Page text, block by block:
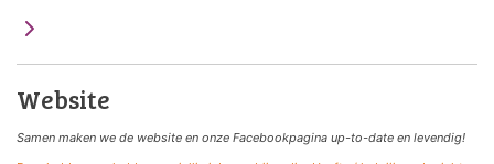
Website
Samen maken we de website en onze Facebookpagina up-to-date en levendig!